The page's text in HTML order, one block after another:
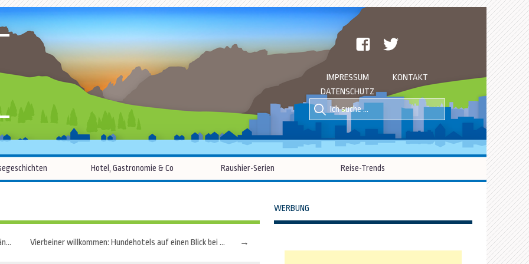
facebook
IMPRESSUM
KONTAKT
DATENSCHUTZ
Suche
nach::
Suche
nach:
Hotel, Gastronomie & Co Raushier-Serien Reise-Trends
Wege zum Wein: Fünf Ideen für den Kurzurlaub im Fränkischen Weinland →
Vierbeiner willkommen: Hundehotels auf einen Blick bei hotel-ami.com
WERBUNG